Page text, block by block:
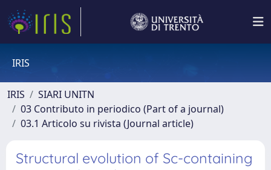
IRIS
IRIS
SIARI UNITN
03 Contributo in periodico (Part of a journal)
03.1 Articolo su rivista (Journal article)
Structural evolution of Sc-containing